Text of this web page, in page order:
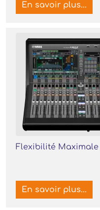
En savoir plus...
Flexibilité
En savoir plus...